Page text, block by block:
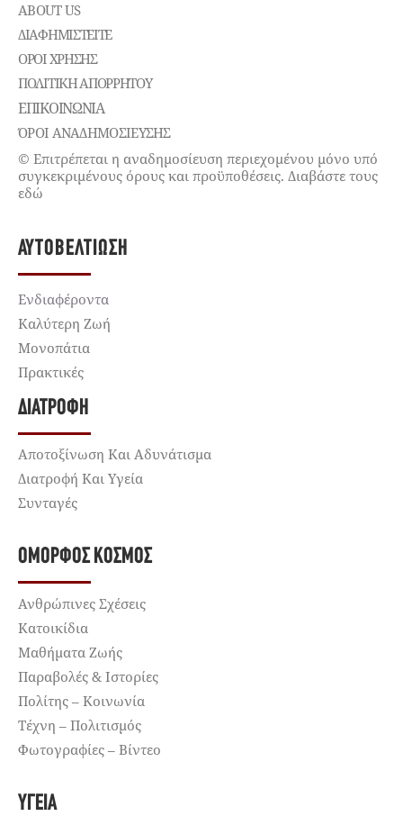
ABOUT US
ΔΙΑΦΗΜΙΣΤΕΊΤΕ
ΌΡΟΙ ΧΡΉΣΗΣ
ΠΟΛΙΤΙΚΉ ΑΠΟΡΡΉΤΟΥ
ΕΠΙΚΟΙΝΩΝΊΑ
ΌΡΟΙ ΑΝΑΔΗΜΟΣΙΕΥΣΗΣ
© Επιτρέπεται η αναδημοσίευση περιεχομένου μόνο υπό
συγκεκριμένους όρους και προϋποθέσεις. Διαβάστε τους
εδώ
ΑΥΤΟΒΕΛΤΊΩΣΗ
Ενδιαφέροντα
Καλύτερη Ζωή
Μονοπάτια
Πρακτικές
ΔΙΑΤΡΟΦΉ
Αποτοξίνωση Και Αδυνάτισμα
Διατροφή Και Υγεία
Συνταγές
ΌΜΟΡΦΟΣ ΚΌΣΜΟΣ
Ανθρώπινες Σχέσεις
Κατοικίδια
Μαθήματα Ζωής
Παραβολές & Ιστορίες
Πολίτης – Κοινωνία
Τέχνη – Πολιτισμός
Φωτογραφίες – Βίντεο
ΥΓΕΊΑ